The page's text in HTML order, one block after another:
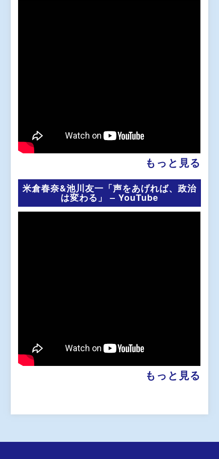
もっと見る
米倉春奈&池川友一「声をあげれば、政治
は変わる」 – YouTube
もっと見る